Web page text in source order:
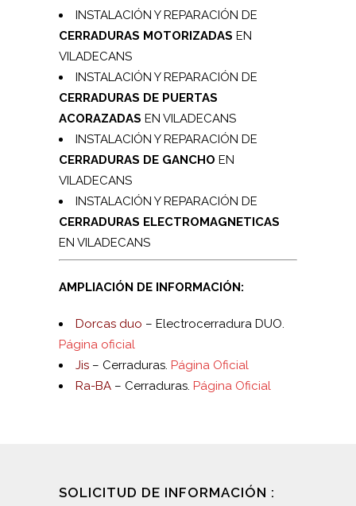
INSTALACIÓN Y REPARACIÓN DE
CERRADURAS MOTORIZADAS EN
VILADECANS
INSTALACIÓN Y REPARACIÓN DE
CERRADURAS DE PUERTAS
ACORAZADAS EN VILADECANS
INSTALACIÓN Y REPARACIÓN DE
CERRADURAS DE GANCHO EN
VILADECANS
INSTALACIÓN Y REPARACIÓN DE
CERRADURAS ELECTROMAGNETICAS
EN VILADECANS
AMPLIACIÓN DE INFORMACIÓN:
Dorcas duo – Electrocerradura DUO.
Página oficial
Jis – Cerraduras. Página Oficial
Ra-BA – Cerraduras. Página Oficial
SOLICITUD DE INFORMACIÓN :